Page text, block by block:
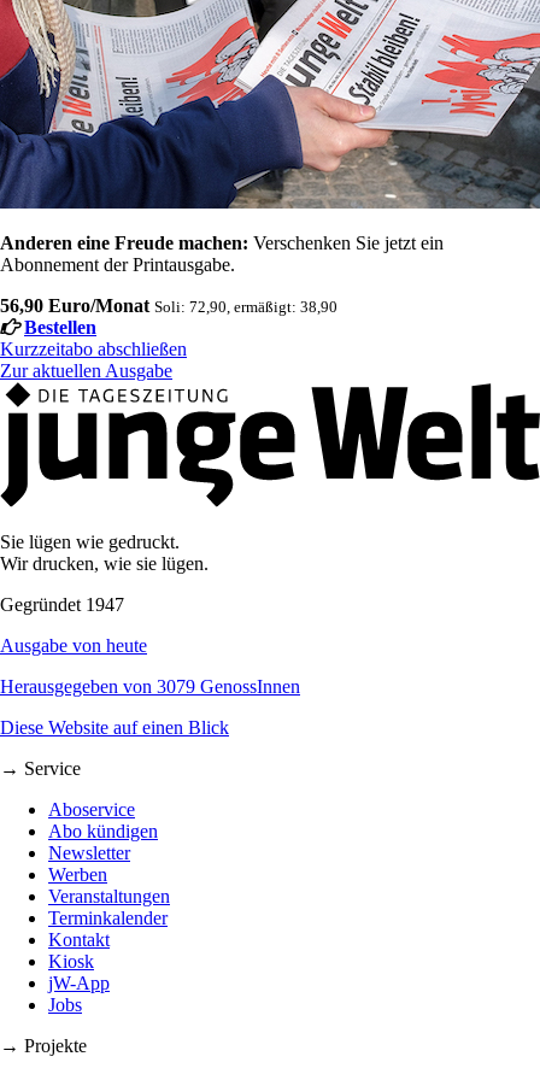
Anderen eine Freude machen: Verschenken Sie jetzt ein
Abonnement der Printausgabe.
56,90 Euro/Monat Soli: 72,90, ermäßigt: 38,90
Bestellen
Kurzzeitabo abschließen
Zur aktuellen Ausgabe
Sie lügen wie gedruckt.
Wir drucken, wie sie lügen.
Gegründet 1947
Ausgabe von heute
Herausgegeben von 3079 GenossInnen
Diese Website auf einen Blick
→ Service
Aboservice
Abo kündigen
Newsletter
Werben
Veranstaltungen
Terminkalender
Kontakt
Kiosk
jW-App
Jobs
→ Projekte